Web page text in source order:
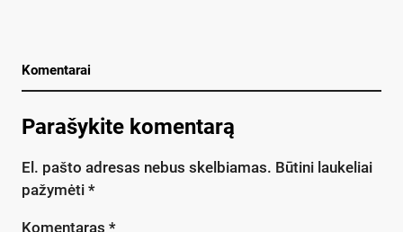
Komentarai
Parašykite komentarą
El. pašto adresas nebus skelbiamas. Būtini laukeliai
pažymėti *
Komentaras *